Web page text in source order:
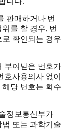
판매하거나 번
를 할 경우, 번
확인되는 경우
부여받은 번호가
사용의사 없이
당 번호는 회수
정보통신부가
또는 과학기술